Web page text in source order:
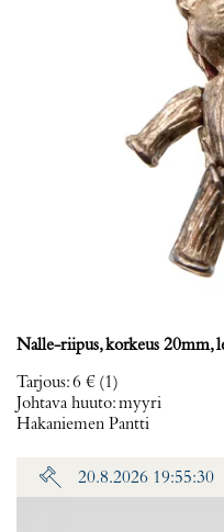
Nalle-riipus, korkeus 20mm,
Tarjous:6 € (1)
Johtava huuto:myyri
Hakaniemen Pantti
20.8.2026 19:55:30